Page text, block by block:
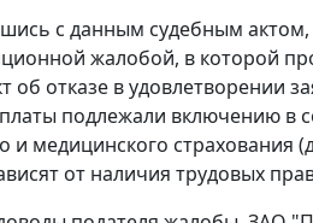
с данным судебным
жалобой, в которой
об отказе в удовлетворении
подлежали включению в
и медицинского страхования
от наличия трудовых